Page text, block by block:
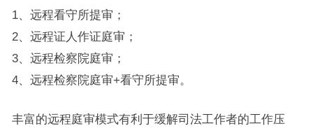
1、远程看守所提审；
2、远程证人作证庭审；
3、远程检察院庭审；
4、远程检察院庭审+看守所提审。
丰富的远程庭审模式有利于缓解司法工作者的工作压